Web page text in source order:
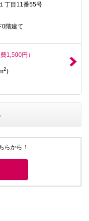
丁目11番55号
0階建て
1,500円）
2)
らから！